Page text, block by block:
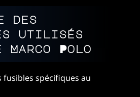
des
utilisés
Marco Polo
fusibles spécifiques au